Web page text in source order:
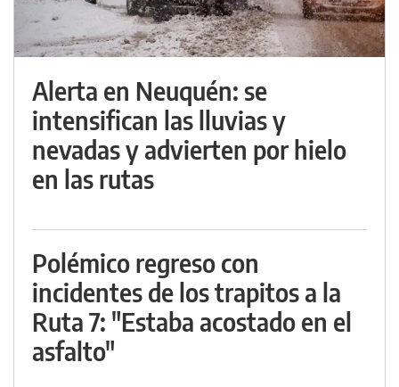
Alerta en Neuquén: se
intensifican las lluvias y
nevadas y advierten por hielo
en las rutas
Polémico regreso con
incidentes de los trapitos a la
Ruta 7: "Estaba acostado en el
asfalto"